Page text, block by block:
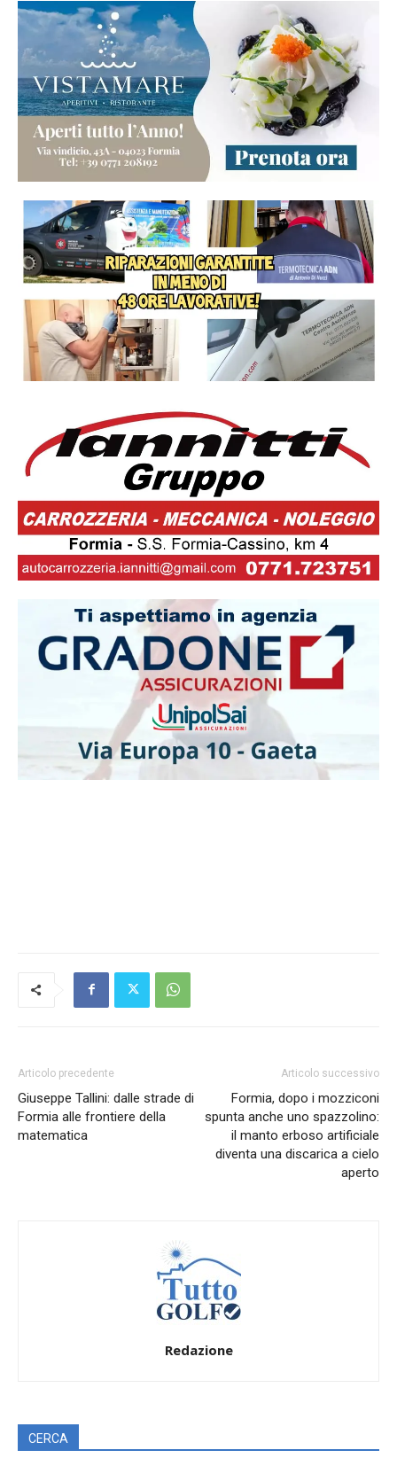
Articolo precedente
Giuseppe Tallini: dalle strade di
Formia alle frontiere della
matematica
Articolo successivo
Formia, dopo i mozziconi
spunta anche uno spazzolino:
il manto erboso artificiale
diventa una discarica a cielo
aperto
Redazione
CERCA